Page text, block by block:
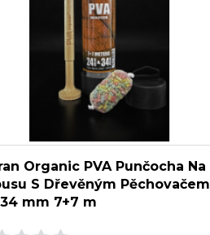
Organic PVA Punčocha Na
S Dřevěným Pěchovačem
mm 7+7 m